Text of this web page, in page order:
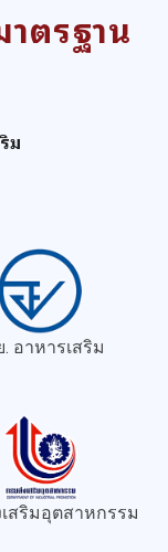
ตรฐาน
ม
. อาหารเสริม
สริมอุตสาหกรรม